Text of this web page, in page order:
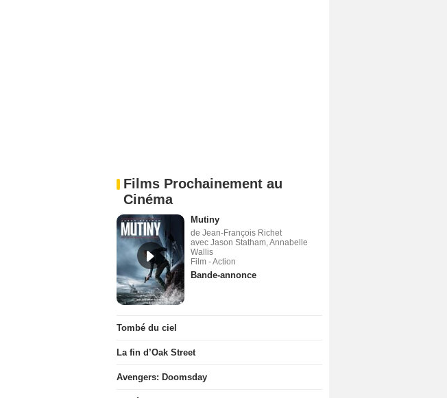
Films Prochainement au
Cinéma
Mutiny
de Jean-François Richet
avec Jason Statham, Annabelle
Wallis
Film - Action
Bande-annonce
Tombé du ciel
La fin d’Oak Street
Avengers: Doomsday